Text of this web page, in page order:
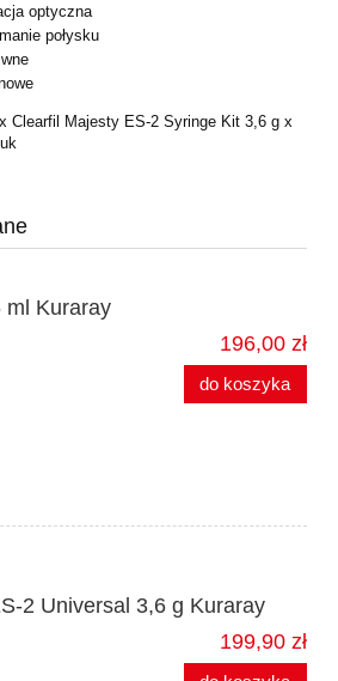
optyczna
połysku
Clearfil Majesty ES-2 Syringe Kit 3,6 g x
ml Kuraray
196,00 zł
do koszyka
2 Universal 3,6 g Kuraray
199,90 zł